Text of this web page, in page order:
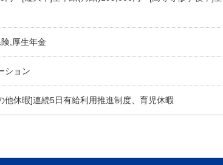
,厚生年金
ション
休暇]連続5日有給利用推進制度、育児休暇